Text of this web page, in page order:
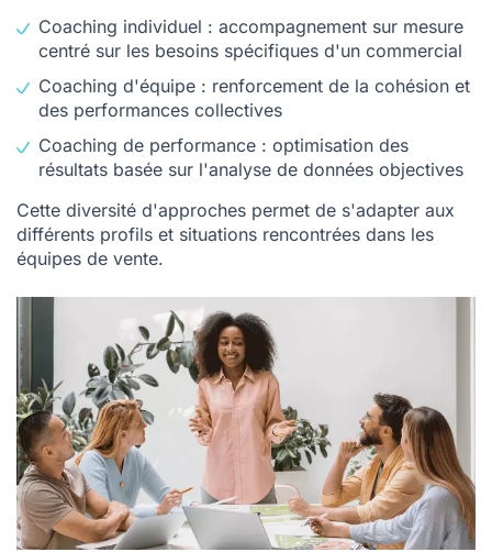
Coaching individuel : accompagnement sur mesure
centré sur les besoins spécifiques d'un commercial
Coaching d'équipe : renforcement de la cohésion et
des performances collectives
Coaching de performance : optimisation des
résultats basée sur l'analyse de données objectives
Cette diversité d'approches permet de s'adapter aux
différents profils et situations rencontrées dans les
équipes de vente.